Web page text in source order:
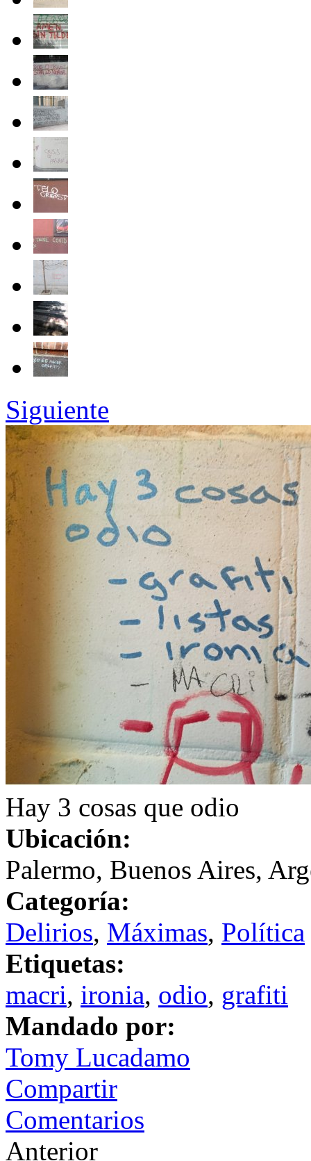
Siguiente
Hay 3 cosas que odio
Ubicación:
Palermo, Buenos Aires,
Categoría:
Delirios, Máximas, Política
Etiquetas:
macri, ironia, odio, grafiti
Mandado por:
Tomy Lucadamo
Compartir
Comentarios
Anterior